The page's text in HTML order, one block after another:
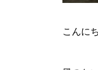
こんに